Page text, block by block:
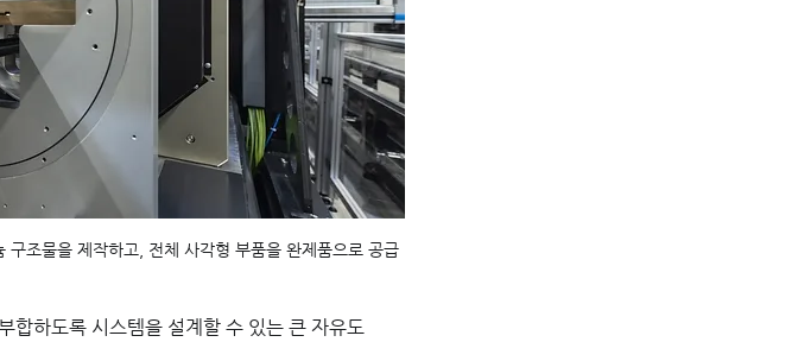
조물을 제작하고, 전체 사각형 부품을 완제품으로 공급
합하도록 시스템을 설계할 수 있는 큰 자유도